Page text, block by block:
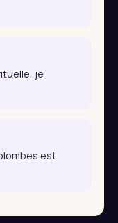
je
est